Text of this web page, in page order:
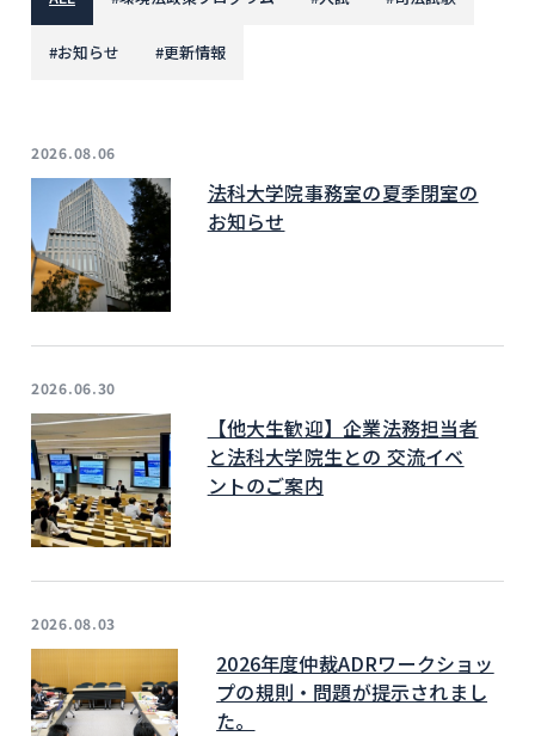
#お知らせ #更新情報
2026.08.06
法科大学院事務室の夏季閉室の
お知らせ
2026.06.30
【他大生歓迎】企業法務担当者
と法科大学院生との 交流イベ
ントのご案内
2026.08.03
2026年度仲裁ADRワークショッ
プの規則・問題が提示されまし
た。